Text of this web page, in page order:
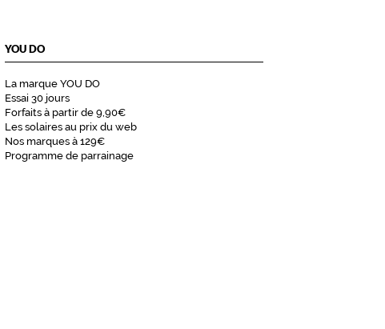
YOU DO
La marque YOU DO
Essai 30 jours
Forfaits à partir de 9,90€
Les solaires au prix du web
Nos marques à 129€
Programme de parrainage